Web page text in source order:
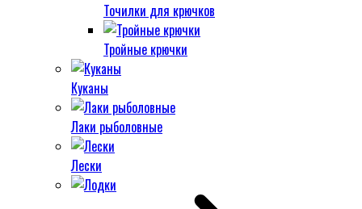
Точилки для крючков
Тройные крючки
Куканы
Лаки рыболовные
Лески